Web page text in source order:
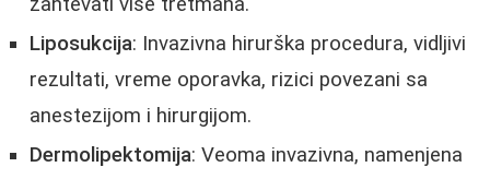
Liposukcija: Invazivna hirurška procedura, vidljivi
rezultati, vreme oporavka, rizici povezani sa
anestezijom i hirurgijom.
Dermolipektomija: Veoma invazivna, namenjena